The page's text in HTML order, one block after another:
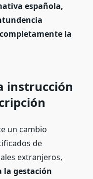
española,
la
instrucción
un cambio
de
extranjeros,
la gestación